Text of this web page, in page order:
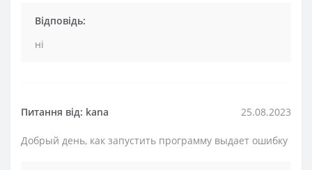
Відповідь:
ні
Питання від: kana 25.08.2023
Добрый день, как запустить программу выдает ошибку